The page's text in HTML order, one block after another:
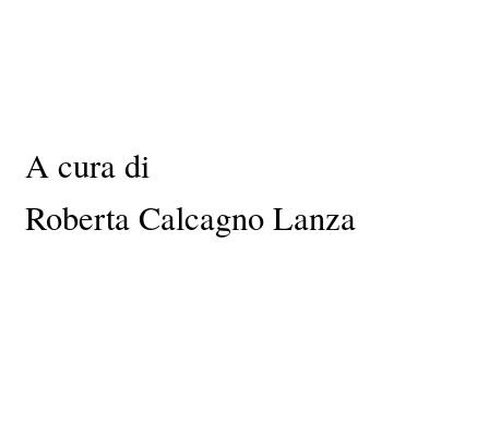
A cura di
Roberta Calcagno Lanza